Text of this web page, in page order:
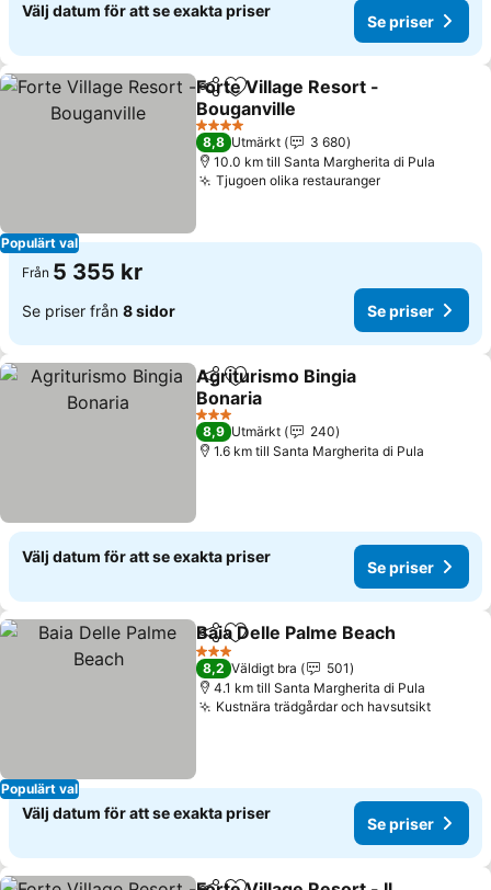
Välj datum för att se exakta priser
Se priser
Populärt val
Dela Lägg till i Mina Favoriter
Forte Village Resort -
Bouganville
Se priser
4 Stjärnor
8,8 Utmärkt
3 680
10.0 km till Santa Margherita di Pula
Tjugoen olika restaurangerSe priser
Från 5 355 kr
Se priser från 8 sidor Se priser
Dela Lägg till i Mina Favoriter
Agriturismo Bingia
Bonaria
Se priser
3 Stjärnor
8,9 Utmärkt
240
1.6 km till Santa Margherita di Pula
Välj datum för att se exakta priser
Se priser
Populärt val
Dela Lägg till i Mina Favoriter
Baia Delle Palme Beach
3 Stjärnor
8,2 Väldigt bra
501
4.1 km till Santa Margherita di Pula
Kustnära trädgårdar och havsutsiktSe
Välj datum för att se exakta priser
Se priser